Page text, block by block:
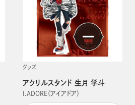
グッズ
アクリルスタンド 生月 学斗
I.ADORE（アイアドア）